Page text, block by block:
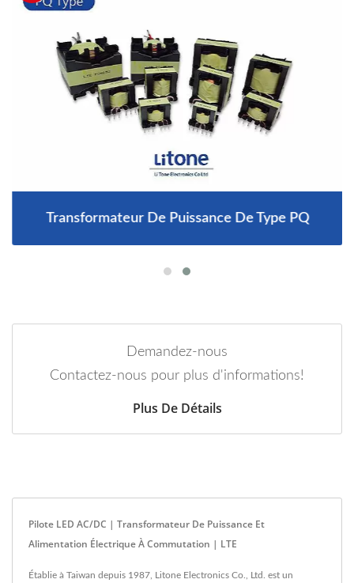
Transformateur De Puissance De Type PQ
Demandez-nous
Contactez-nous pour plus d'informations!
Plus De Détails
Pilote LED AC/DC | Transformateur De Puissance Et
Alimentation Électrique À Commutation | LTE
Établie à Taiwan depuis 1987, Litone Electronics Co., Ltd. est un